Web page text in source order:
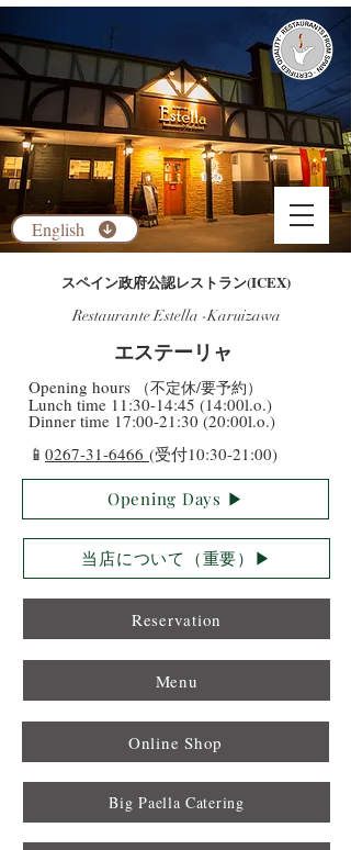
​スペイン政府公認レストラン(ICEX)
Restaurante Estella -Karuizawa
​エステーリャ
​Opening hours （不定休/要予約）
​Lunch time 11:30-14:45 (14:00l.o.)
Dinner time 17:00-21:30 (20:00l.o.)
​📱 0267-31-6466 (受付10:30-21:00)
Opening Days ▶︎
Reservation
Menu
Online Shop
当店について（重要）▶︎
English
Big Paella Catering